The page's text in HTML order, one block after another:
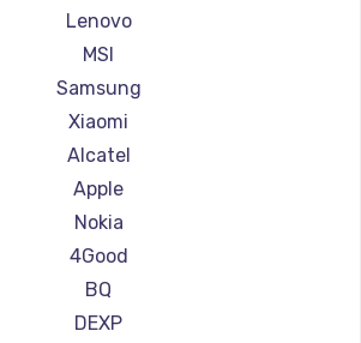
Ремонт планшетов Dell
Ремонт планшетов HP
планшетов Getac
Ремонт планшетов ZTE
планшетов Google
планшетов Navitel
планшетов Teclast
планшетов CHUWI
Lenovo
MSI
Samsung
Xiaomi
Alcatel
Apple
Nokia
4Good
BQ
DEXP